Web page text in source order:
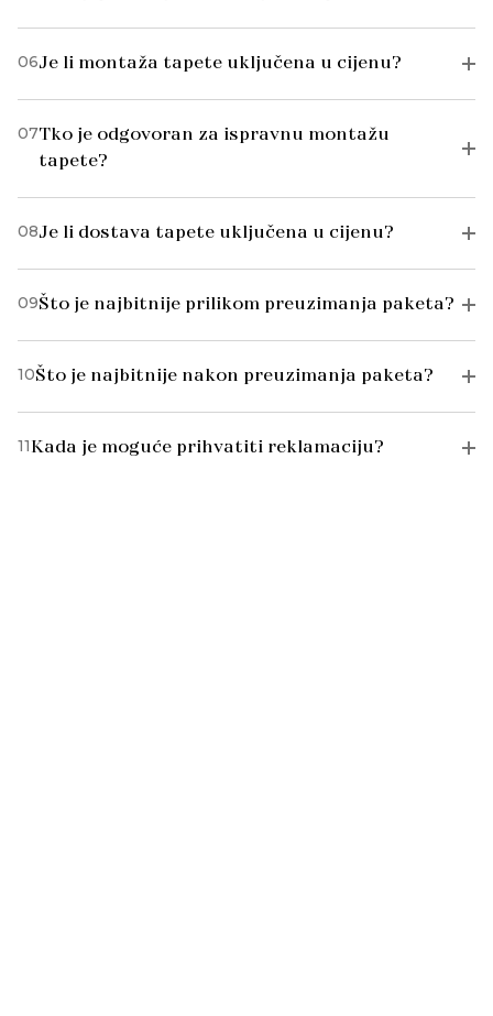
06Je li montaža tapete uključena u cijenu?
07Tko je odgovoran za ispravnu montažu
tapete?
08Je li dostava tapete uključena u cijenu?
09Što je najbitnije prilikom preuzimanja paketa?
10Što je najbitnije nakon preuzimanja paketa?
11Kada je moguće prihvatiti reklamaciju?